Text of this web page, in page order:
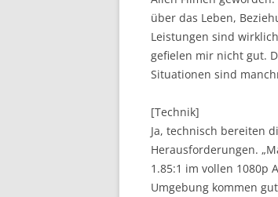
über das Leben,
Leistungen sind
gefielen mir nicht gut.
Situationen sind
[Technik]
Ja, technisch bereiten
Herausforderungen.
1.85:1 im vollen 1080p
Umgebung kommen